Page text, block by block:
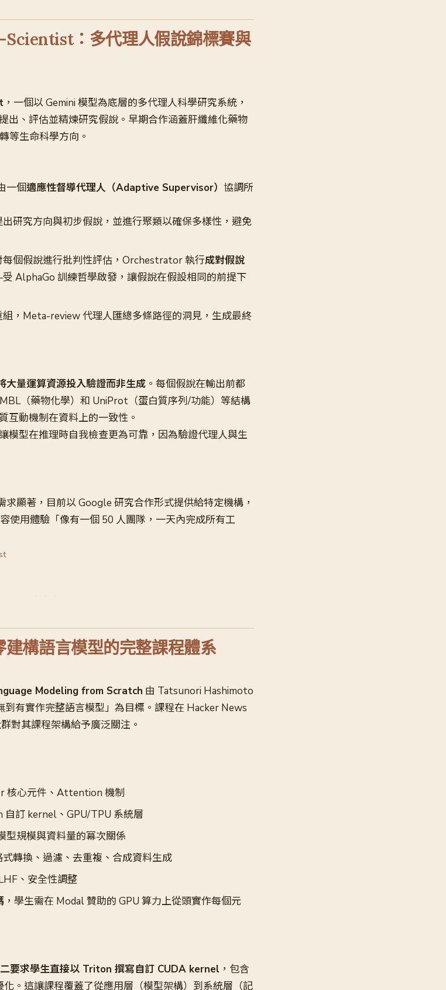
：多代理人假說錦標賽與
，一個以 Gemini 模型為底層的多代理人科學研究系統，
出、評估並精煉研究假說。早期合作涵蓋肝纖維化藥物
等生命科學方向。
一個適應性督導代理人（Adaptive Supervisor） 協調所
出研究方向與初步假說，並進行聚類以確保多樣性，避免
每個假說進行批判性評估，Orchestrator 執行成對假說
AlphaGo 訓練哲學啟發，讓假說在假設相同的前提下
組，Meta-review 代理人匯總多條路徑的洞見，生成最終
大量運算資源投入驗證而非生成 。每個假說在輸出前都
（藥物化學）和 UniProt（蛋白質序列/功能）等結構
互動機制在資料上的一致性。
模型在推理時自我檢查更為可靠，因為驗證代理人與生
顯著，目前以 Google 研究合作形式提供給特定機構，
使用體驗「像有一個 50 人團隊，一天內完成所有工
構語言模型的完整課程體系
Modeling from Scratch 由 Tatsunori Hashimoto
到有實作完整語言模型」為目標。課程在 Hacker News
對其課程架構給予廣泛關注。
核心元件、Attention 機制
自訂 kernel、GPU/TPU 系統層
型規模與資料量的冪次關係
轉換、過濾、去重複、合成資料生成
、安全性調整
，學生需在 Modal 贊助的 GPU 算力上從頭實作每個元
要求學生直接以 Triton 撰寫自訂 CUDA kernel ，包含
。這讓課程覆蓋了從應用層（模型架構）到系統層（記